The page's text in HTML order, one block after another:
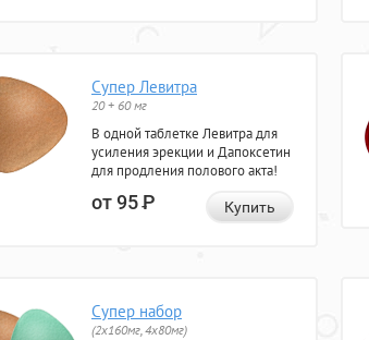
Супер Левитра
20 + 60 мг
В одной таблетке Левитра для
усиления эрекции и Дапоксетин
для продления полового акта!
от 95Р Купить
Супер набор
(2х160мг, 4х80мг)